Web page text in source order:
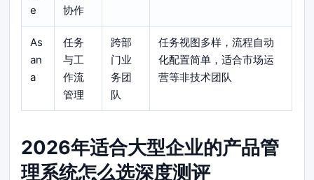
e
协作
As
an
a
任务
与工
作流
管理
跨部
门业
务团
队
任务视图多样，流程自动
化配置简单，适合市场运
营等非技术团队
2026年适合大型企业的产品管
理系统怎么选深度测评